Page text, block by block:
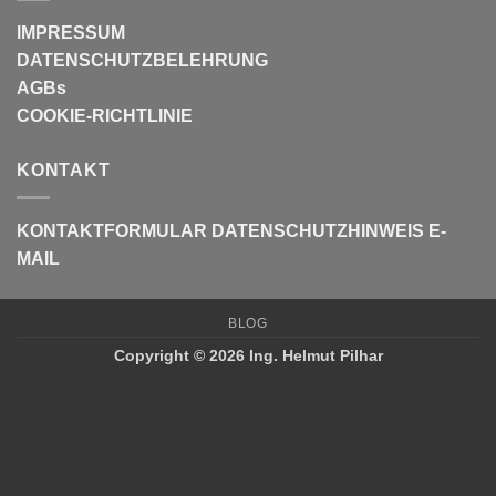
IMPRESSUM
DATENSCHUTZBELEHRUNG
AGBs
COOKIE-RICHTLINIE
KONTAKT
KONTAKTFORMULAR DATENSCHUTZHINWEIS E-
MAIL
BLOG
Copyright © 2026 Ing. Helmut Pilhar